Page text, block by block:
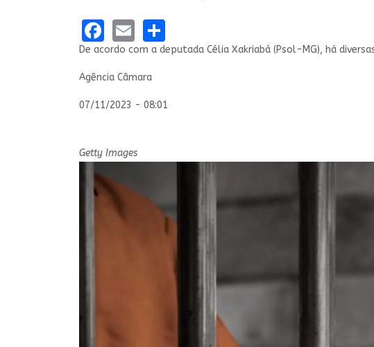
Facebook
Email
De acordo com a deputada Célia Xakriabá (Psol-MG), há
Agência Câmara
07/11/2023 - 08:01
Getty Images